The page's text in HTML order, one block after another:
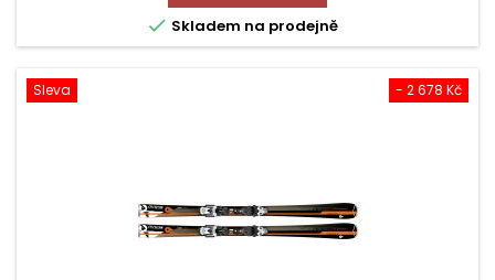
 Skladem na prodejně
- 2 678 Kč
Sleva